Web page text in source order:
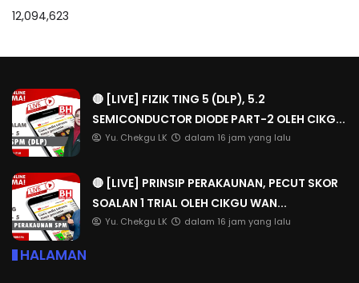
12,094,623
🔴 [LIVE] FIZIK TING 5 (DLP), 5.2
SEMICONDUCTOR DIODE PART-2 OLEH CIKG...
Yu. Chekgu LK dalam 16 jam yang lalu
🔴 [LIVE] PRINSIP PERAKAUNAN, PECUT SKOR
SOALAN 1 TRIAL OLEH CIKGU WAN...
Yu. Chekgu LK dalam 16 jam yang lalu
HALAMAN